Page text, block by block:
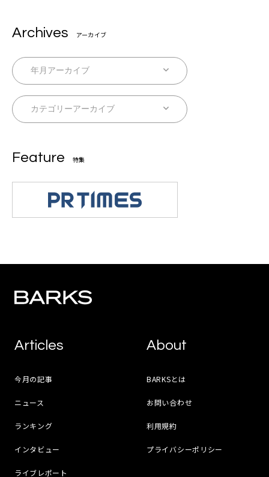
Archives アーカイブ
Feature 特集
Articles
今月の記事
ニュース
ランキング
インタビュー
ライブレポート
About
BARKSとは
お問い合わせ
利用規約
プライバシーポリシー